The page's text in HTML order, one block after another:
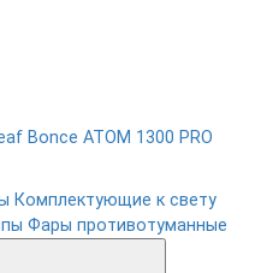
Bonce ATOM 1300 PRO
Комплектующие к свету
Фары противотуманные